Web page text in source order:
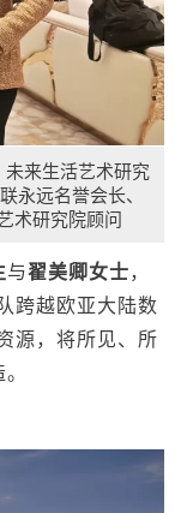
来生活艺术研究
永远名誉会长、
术研究院顾问
与翟美卿女士，
跨越欧亚大陆数
源，将所见、所